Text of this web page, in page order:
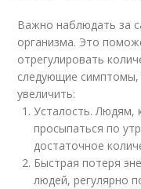
Важно наблюдать за
организма. Это
отрегулировать
следующие симптомы,
увеличить:
Усталость. Людям,
просыпаться по
достаточное
Быстрая потеря
людей, регулярно